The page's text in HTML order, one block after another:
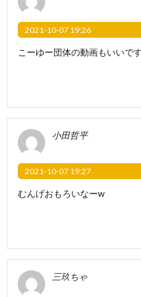
2021-10-07 19:26
こーゆー団体の動画もいいで
小田哲平
2021-10-07 19:27
むんげおもろいなーw
三玖ちゃ